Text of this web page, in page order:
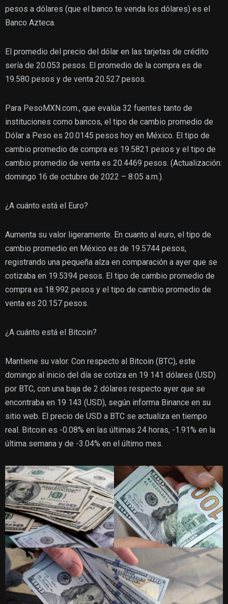
pesos a dólares (que el banco te venda los dólares) es el
Banco Azteca.
El promedio del precio del dólar en las tarjetas de crédito
sería de 20.053 pesos. El promedio de la compra es de
19.580 pesos y de venta 20.527 pesos.
Para PesoMXN.com., que evalúa 32 fuentes tanto de
instituciones como bancos, el tipo de cambio promedio de
Dólar a Peso es 20.0145 pesos hoy en México. El tipo de
cambio promedio de compra es 19.5821 pesos y el tipo de
cambio promedio de venta es 20.4469 pesos. (Actualización:
domingo 16 de octubre de 2022 – 8:05 a.m.).
¿A cuánto está el Euro?
Aumenta su valor ligeramente. En cuanto al euro, el tipo de
cambio promedio en México es de 19.5744 pesos,
registrando una pequeña alza en comparación a ayer que se
cotizaba en 19.5394 pesos. El tipo de cambio promedio de
compra es 18.992 pesos y el tipo de cambio promedio de
venta es 20.157 pesos.
¿A cuánto está el Bitcoin?
Mantiene su valor. Con respecto al Bitcoin (BTC), este
domingo al inicio del día se cotiza en 19 141 dólares (USD)
por BTC, con una baja de 2 dólares respecto ayer que se
encontraba en 19 143 (USD), según informa Binance en su
sitio web. El precio de USD a BTC se actualiza en tiempo
real. Bitcoin es -0.08% en las últimas 24 horas, -1.91% en la
última semana y de -3.04% en el último mes.